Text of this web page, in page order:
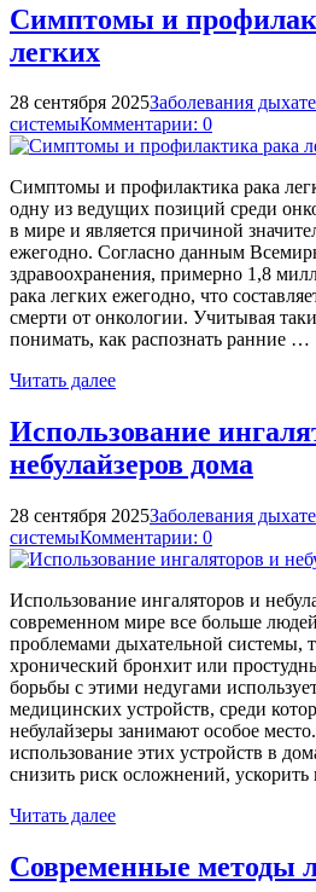
Симптомы и
легких
28 сентября 2025Заболевания
системыКомментарии: 0
Симптомы и профилактика рака
одну из ведущих позиций среди
в мире и является причиной
ежегодно. Согласно данным
здравоохранения, примерно 1,8
рака легких ежегодно, что
смерти от онкологии. Учитывая
понимать, как распознать ранние …
Читать далее
Использование
небулайзеров дома
28 сентября 2025Заболевания
системыКомментарии: 0
Использование ингаляторов и
современном мире все больше
проблемами дыхательной системы,
хронический бронхит или
борьбы с этими недугами
медицинских устройств, среди
небулайзеры занимают особое
использование этих устройств в
снизить риск осложнений,
Читать далее
Современные методы